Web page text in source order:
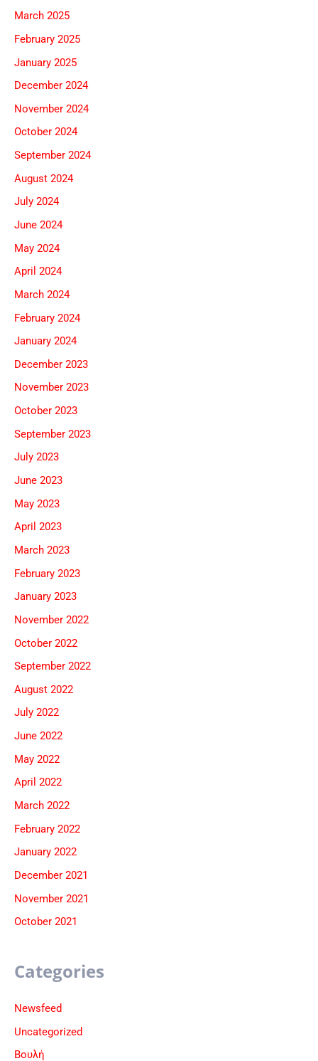
March 2025
February 2025
January 2025
December 2024
November 2024
October 2024
September 2024
August 2024
July 2024
June 2024
May 2024
April 2024
March 2024
February 2024
January 2024
December 2023
November 2023
October 2023
September 2023
July 2023
June 2023
May 2023
April 2023
March 2023
February 2023
January 2023
November 2022
October 2022
September 2022
August 2022
July 2022
June 2022
May 2022
April 2022
March 2022
February 2022
January 2022
December 2021
November 2021
October 2021
Categories
Newsfeed
Uncategorized
Βουλή